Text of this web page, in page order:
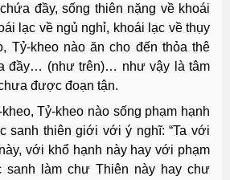
đầy, sống thiên nặng về khoái
lạc về ngủ nghỉ, khoái lạc về thụy
Tỷ-kheo nào ăn cho đến thỏa thê
đầy… (như trên)… như vậy là tâm
được đoạn tận.
Tỷ-kheo nào sống phạm hạnh
sanh thiên giới với ý nghĩ: “Ta với
với khổ hạnh này hay với phạm
sanh làm chư Thiên này hay chư